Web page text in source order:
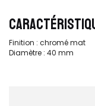
Finition : chromé mat
Diamètre : 40 mm